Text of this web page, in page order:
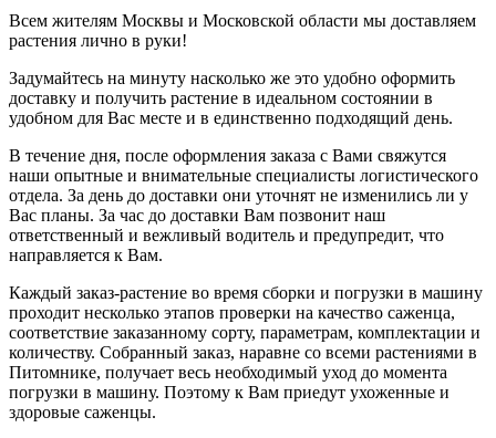
Всем жителям Москвы и Московской области мы доставляем
растения лично в руки!
Задумайтесь на минуту насколько же это удобно оформить
доставку и получить растение в идеальном состоянии в
удобном для Вас месте и в единственно подходящий день.
В течение дня, после оформления заказа с Вами свяжутся
наши опытные и внимательные специалисты логистического
отдела. За день до доставки они уточнят не изменились ли у
Вас планы. За час до доставки Вам позвонит наш
ответственный и вежливый водитель и предупредит, что
направляется к Вам.
Каждый заказ-растение во время сборки и погрузки в машину
проходит несколько этапов проверки на качество саженца,
соответствие заказанному сорту, параметрам, комплектации и
количеству. Собранный заказ, наравне со всеми растениями в
Питомнике, получает весь необходимый уход до момента
погрузки в машину. Поэтому к Вам приедут ухоженные и
здоровые саженцы.